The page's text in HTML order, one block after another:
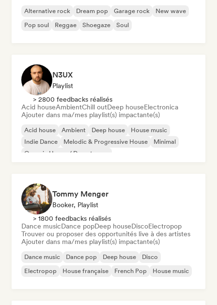
Alternative rock Dream pop Garage rock
New wave
Pop soul
Reggae Shoegaze Soul
N3UX
Playlist
> 2800 feedbacks réalisés
Acid houseAmbientChill outDeep houseElectronica
Ajouter dans ma/mes playlist(s) impactante(s)
Acid house Ambient Deep house
House music
Indie Dance
Melodic & Progressive House
Minimal
Organic House / Downtempo
Tommy Menger
Booker, Playlist
> 1800 feedbacks réalisés
Dance musicDance popDeep houseDiscoElectropop
Trouver ou proposer des opportunités live à des artistes
Ajouter dans ma/mes playlist(s) impactante(s)
Dance music Dance pop Deep house
Disco
Electropop
House française French Pop House music